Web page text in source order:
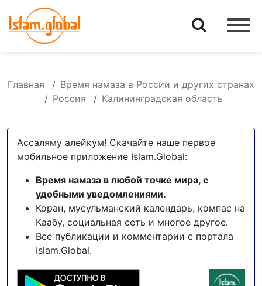
Главная
Время намаза в России и других странах
Россия
Калининградская область
Ассаляму алейкум! Скачайте наше первое
мобильное приложение Islam.Global:
Время намаза в любой точке мира, с
удобными уведомлениями.
Коран, мусульманский календарь, компас на
Каабу, социальная сеть и многое другое.
Все публикации и комментарии с портала
Islam.Global.